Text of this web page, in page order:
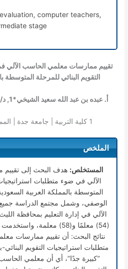
computer teachers,
stage.
تقييم ممارسات معلمي الحاسب الآلي
التقويم البنائي للمرحلة المتوسطة
أ. عبده بن عبد الله سعيد الشيخي*1
,
1 كلية التربية | جامعة جدة |
الملخص
المستخلص: هدف البحث إلى
الآلي في ضوء متطلبات
المتوسطة بالمملكة العربية
الوصفي، وشمل مجتمع الدراسة
الآلي في إدارة التعليم بمحافظة
(54) معلمًا و(58) معلمة،
نتائج البحث: أن تقييم ممارسات
متطلبات استراتيجيات التقويم
“كبيرة جدًا”، أي أن معلمي